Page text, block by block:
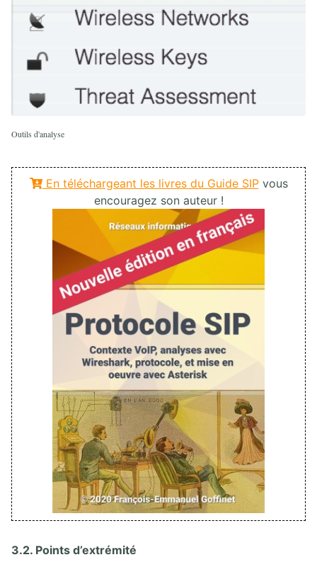
Outils d'analyse
En téléchargeant les livres du Guide SIPvous
encouragez son auteur !
3.2. Points d’extrémité